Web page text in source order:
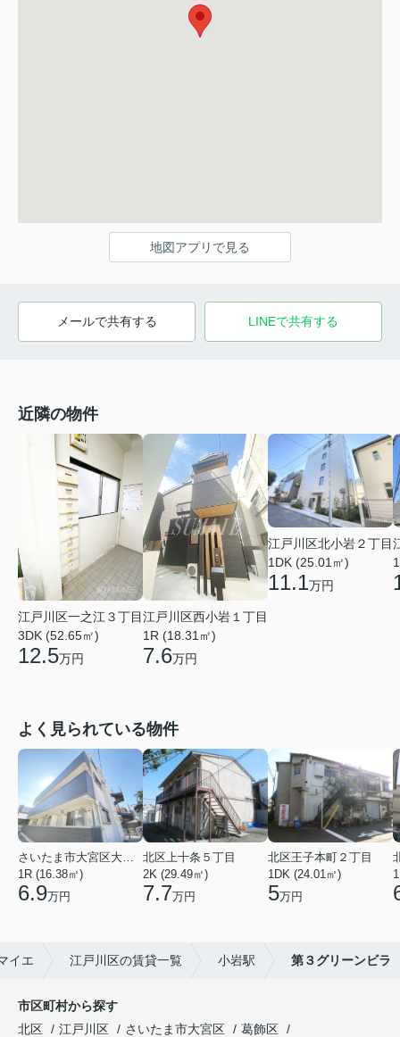
地図アプリで見る
メールで共有する LINEで共有する
近隣の物件
江戸川区一之江３丁目
3DK (52.65㎡)
12.5万円
江戸川区西小岩１丁目
1R (18.31㎡)
7.6万円
江戸川区北小岩２丁目
1DK (25.01㎡)
11.1万円
よく見られている物件
1R (16.38㎡)
6.9万円
北区上十条５丁目
2K (29.49㎡)
7.7万円
北区王子本町２丁目
1DK (24.01㎡)
5万円
イエ 江戸川区の賃貸一覧 小岩駅 第３グリーンビラ
市区町村から探す
北区
江戸川区 さいたま市大宮区
葛飾区